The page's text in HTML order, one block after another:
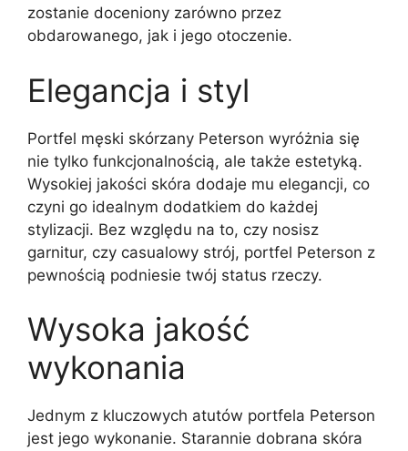
zostanie doceniony zarówno przez
obdarowanego, jak i jego otoczenie.
Elegancja i styl
Portfel męski skórzany Peterson wyróżnia się
nie tylko funkcjonalnością, ale także estetyką.
Wysokiej jakości skóra dodaje mu elegancji, co
czyni go idealnym dodatkiem do każdej
stylizacji. Bez względu na to, czy nosisz
garnitur, czy casualowy strój, portfel Peterson z
pewnością podniesie twój status rzeczy.
Wysoka jakość
wykonania
Jednym z kluczowych atutów portfela Peterson
jest jego wykonanie. Starannie dobrana skóra